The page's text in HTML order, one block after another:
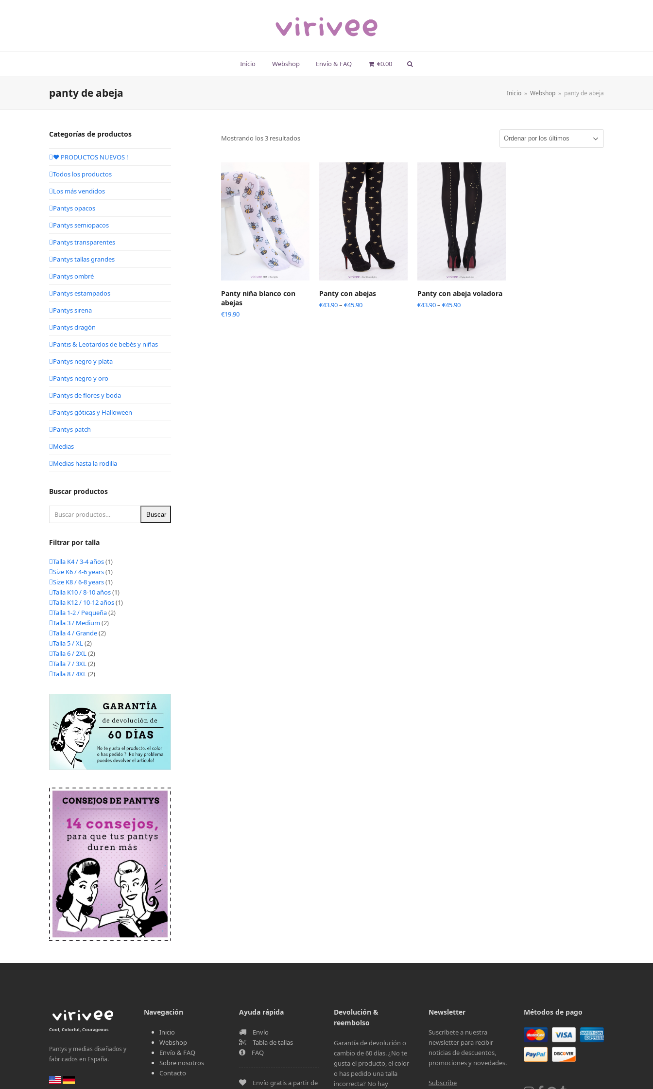
Inicio Webshop Envío & FAQ €0.00
panty de abeja Inicio » Webshop » panty de abeja
Mostrando los 3 resultados
Panty niña blanco con
abejas
€19.90
Panty con abejas
€43.90– €45.90
Panty con abeja voladora
€43.90–€45.90
Categorías de productos
❤️ PRODUCTOS NUEVOS !
Todos los productos
Los más vendidos
Pantys opacos
Pantys semiopacos
Pantys transparentes
Pantys tallas grandes
Pantys ombré
Pantys estampados
Pantys sirena
Pantys dragón
Pantis & Leotardos de bebés y niñas
Pantys negro y plata
Pantys negro y oro
Pantys de flores y boda
Pantys góticas y Halloween
Pantys patch
Medias
Medias hasta la rodilla
Buscar productos
Buscar
Filtrar por talla
Talla K4 / 3-4 años(1)
Size K6 / 4-6 years(1)
Size K8 / 6-8 years(1)
Talla K10 / 8-10 años(1)
Talla K12 / 10-12 años(1)
Talla 1-2 / Pequeña(2)
Talla 3 / Medium(2)
Talla 4 / Grande(2)
Talla 5 / XL(2)
Talla 6 / 2XL(2)
Talla 7 / 3XL(2)
Talla 8 / 4XL(2)
Cool, Colorful, Courageous
Pantys y medias diseñados y
fabricados en España.
Navegación
Inicio
Webshop
Envío & FAQ
Sobre nosotros
Contacto
Ayuda rápida
Envío
Tabla de tallas
FAQ
Envío gratis a partir de
Devolución &
reembolso
Garantía de devolución o
cambio de 60 días. ¿No te
gusta el producto, el color
o has pedido una talla
incorrecta? No hay
Newsletter
Suscríbete a nuestra
newsletter para recibir
noticias de descuentos,
promociones y novedades.
Subscribe
Métodos de pago